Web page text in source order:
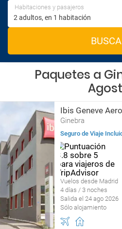
Habitaciones y pasajeros
Paquetes a
Ibis Geneve
Ginebra
Seguro de Viaje
Vuelos desde Madrid
4 días / 3 noches
Salida el 24 ago 2026
Sólo alojamiento